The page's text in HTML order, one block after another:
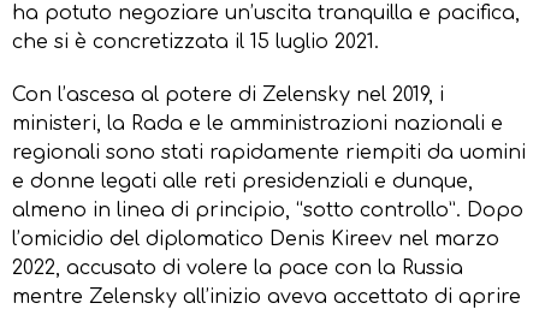
ha potuto negoziare un’uscita tranquilla e pacifica,
che si è concretizzata il 15 luglio 2021.
Con l’ascesa al potere di Zelensky nel 2019, i
ministeri, la Rada e le amministrazioni nazionali e
regionali sono stati rapidamente riempiti da uomini
e donne legati alle reti presidenziali e dunque,
almeno in linea di principio, “sotto controllo”. Dopo
l’omicidio del diplomatico Denis Kireev nel marzo
2022, accusato di volere la pace con la Russia
mentre Zelensky all’inizio aveva accettato di aprire